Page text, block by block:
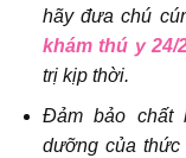
hãy đưa chú
khám thú y 24/
trị kịp thời.
Đảm bảo chất
dưỡng của